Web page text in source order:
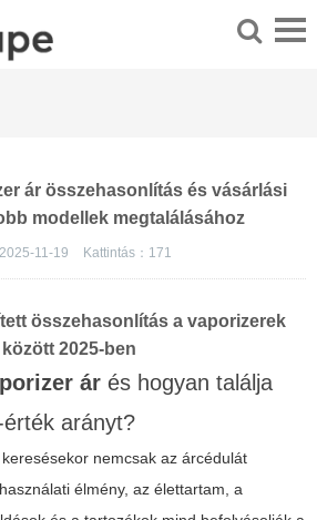
ár összehasonlítás és vásárlási
modellek megtalálásához
11-19 Kattintás： 171
összehasonlítás a vaporizerek
között 2025-ben
ár és hogyan találja
arányt?
nemcsak az árcédulát
élmény, az élettartam, a